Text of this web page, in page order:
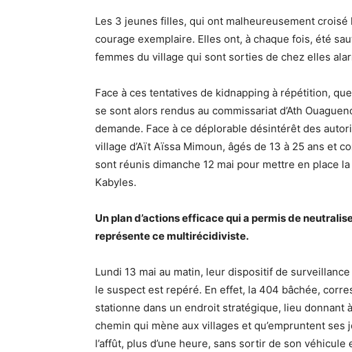
Les 3 jeunes filles, qui ont malheureusement croisé
courage exemplaire. Elles ont, à chaque fois, été
femmes du village qui sont sorties de chez elles
Face à ces tentatives de kidnapping à répétition,
se sont alors rendus au commissariat d’Ath
demande. Face à ce déplorable désintérêt des
village d’Aït Aïssa Mimoun, âgés de 13 à 25 ans et
sont réunis dimanche 12 mai pour mettre en place
Kabyles.
Un plan d’actions efficace qui a permis de
représente ce multirécidiviste.
Lundi 13 mai au matin, leur dispositif de
le suspect est repéré. En effet, la 404 bâchée,
stationne dans un endroit stratégique, lieu donnant
chemin qui mène aux villages et qu’empruntent
l’affût, plus d’une heure, sans sortir de son